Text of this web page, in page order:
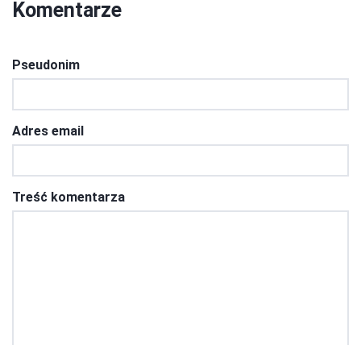
Komentarze
Pseudonim
Adres email
Treść komentarza